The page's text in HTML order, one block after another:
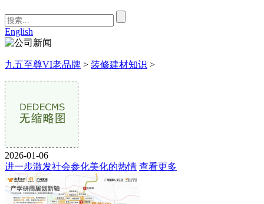
English
九五至尊VI老品牌 > 装修建材知识 >
2026-01-06
进一步激发社会参化美化的热情 查看更多